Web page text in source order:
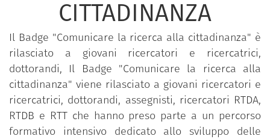
CITTADINANZA
Il Badge "Comunicare la ricerca alla cittadinanza" è
rilasciato a giovani ricercatori e ricercatrici,
dottorandi, Il Badge "Comunicare la ricerca alla
cittadinanza" viene rilasciato a giovani ricercatori e
ricercatrici, dottorandi, assegnisti, ricercatori RTDA,
RTDB e RTT che hanno preso parte a un percorso
formativo intensivo dedicato allo sviluppo delle